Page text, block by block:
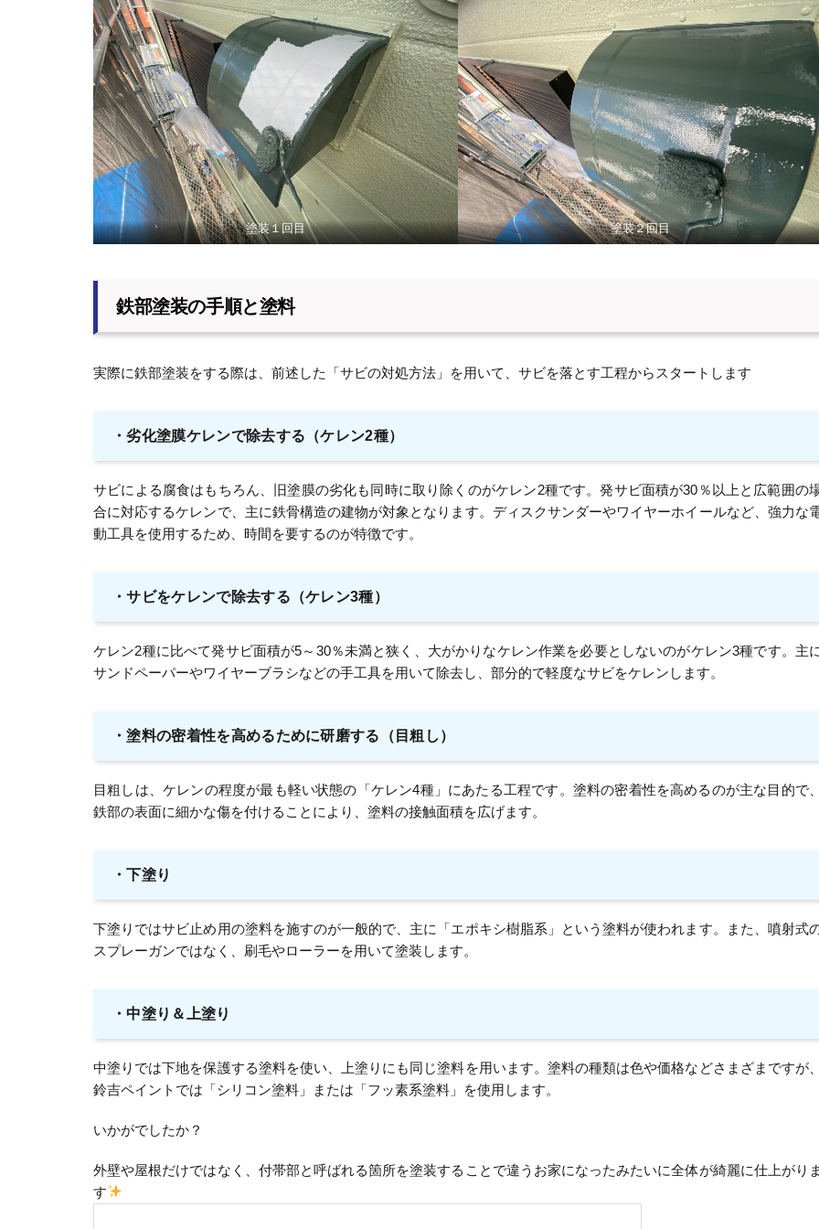
塗装１回目 塗装２回目
鉄部塗装の手順と塗料
実際に鉄部塗装をする際は、前述した「サビの対処方法」を用いて、サビを落とす工程からスタートします
・劣化塗膜ケレンで除去する（ケレン2種）
サビによる腐食はもちろん、旧塗膜の劣化も同時に取り除くのがケレン2種です。発サビ面積が30％以上と広範囲の
合に対応するケレンで、主に鉄骨構造の建物が対象となります。ディスクサンダーやワイヤーホイールなど、強力な
動工具を使用するため、時間を要するのが特徴です。
・サビをケレンで除去する（ケレン3種）
ケレン2種に比べて発サビ面積が5～30％未満と狭く、大がかりなケレン作業を必要としないのがケレン3種です。主
サンドペーパーやワイヤーブラシなどの手工具を用いて除去し、部分的で軽度なサビをケレンします。
・塗料の密着性を高めるために研磨する（目粗し）
目粗しは、ケレンの程度が最も軽い状態の「ケレン4種」にあたる工程です。塗料の密着性を高めるのが主な目的で、
鉄部の表面に細かな傷を付けることにより、塗料の接触面積を広げます。
・下塗り
下塗りではサビ止め用の塗料を施すのが一般的で、主に「エポキシ樹脂系」という塗料が使われます。また、噴射式
スプレーガンではなく、刷毛やローラーを用いて塗装します。
・中塗り＆上塗り
中塗りでは下地を保護する塗料を使い、上塗りにも同じ塗料を用います。塗料の種類は色や価格などさまざまですが、
鈴吉ペイントでは「シリコン塗料」または「フッ素系塗料」を使用します。
いかがでしたか？
外壁や屋根だけではなく、付帯部と呼ばれる箇所を塗装することで違うお家になったみたいに全体が綺麗に仕上がりま
す